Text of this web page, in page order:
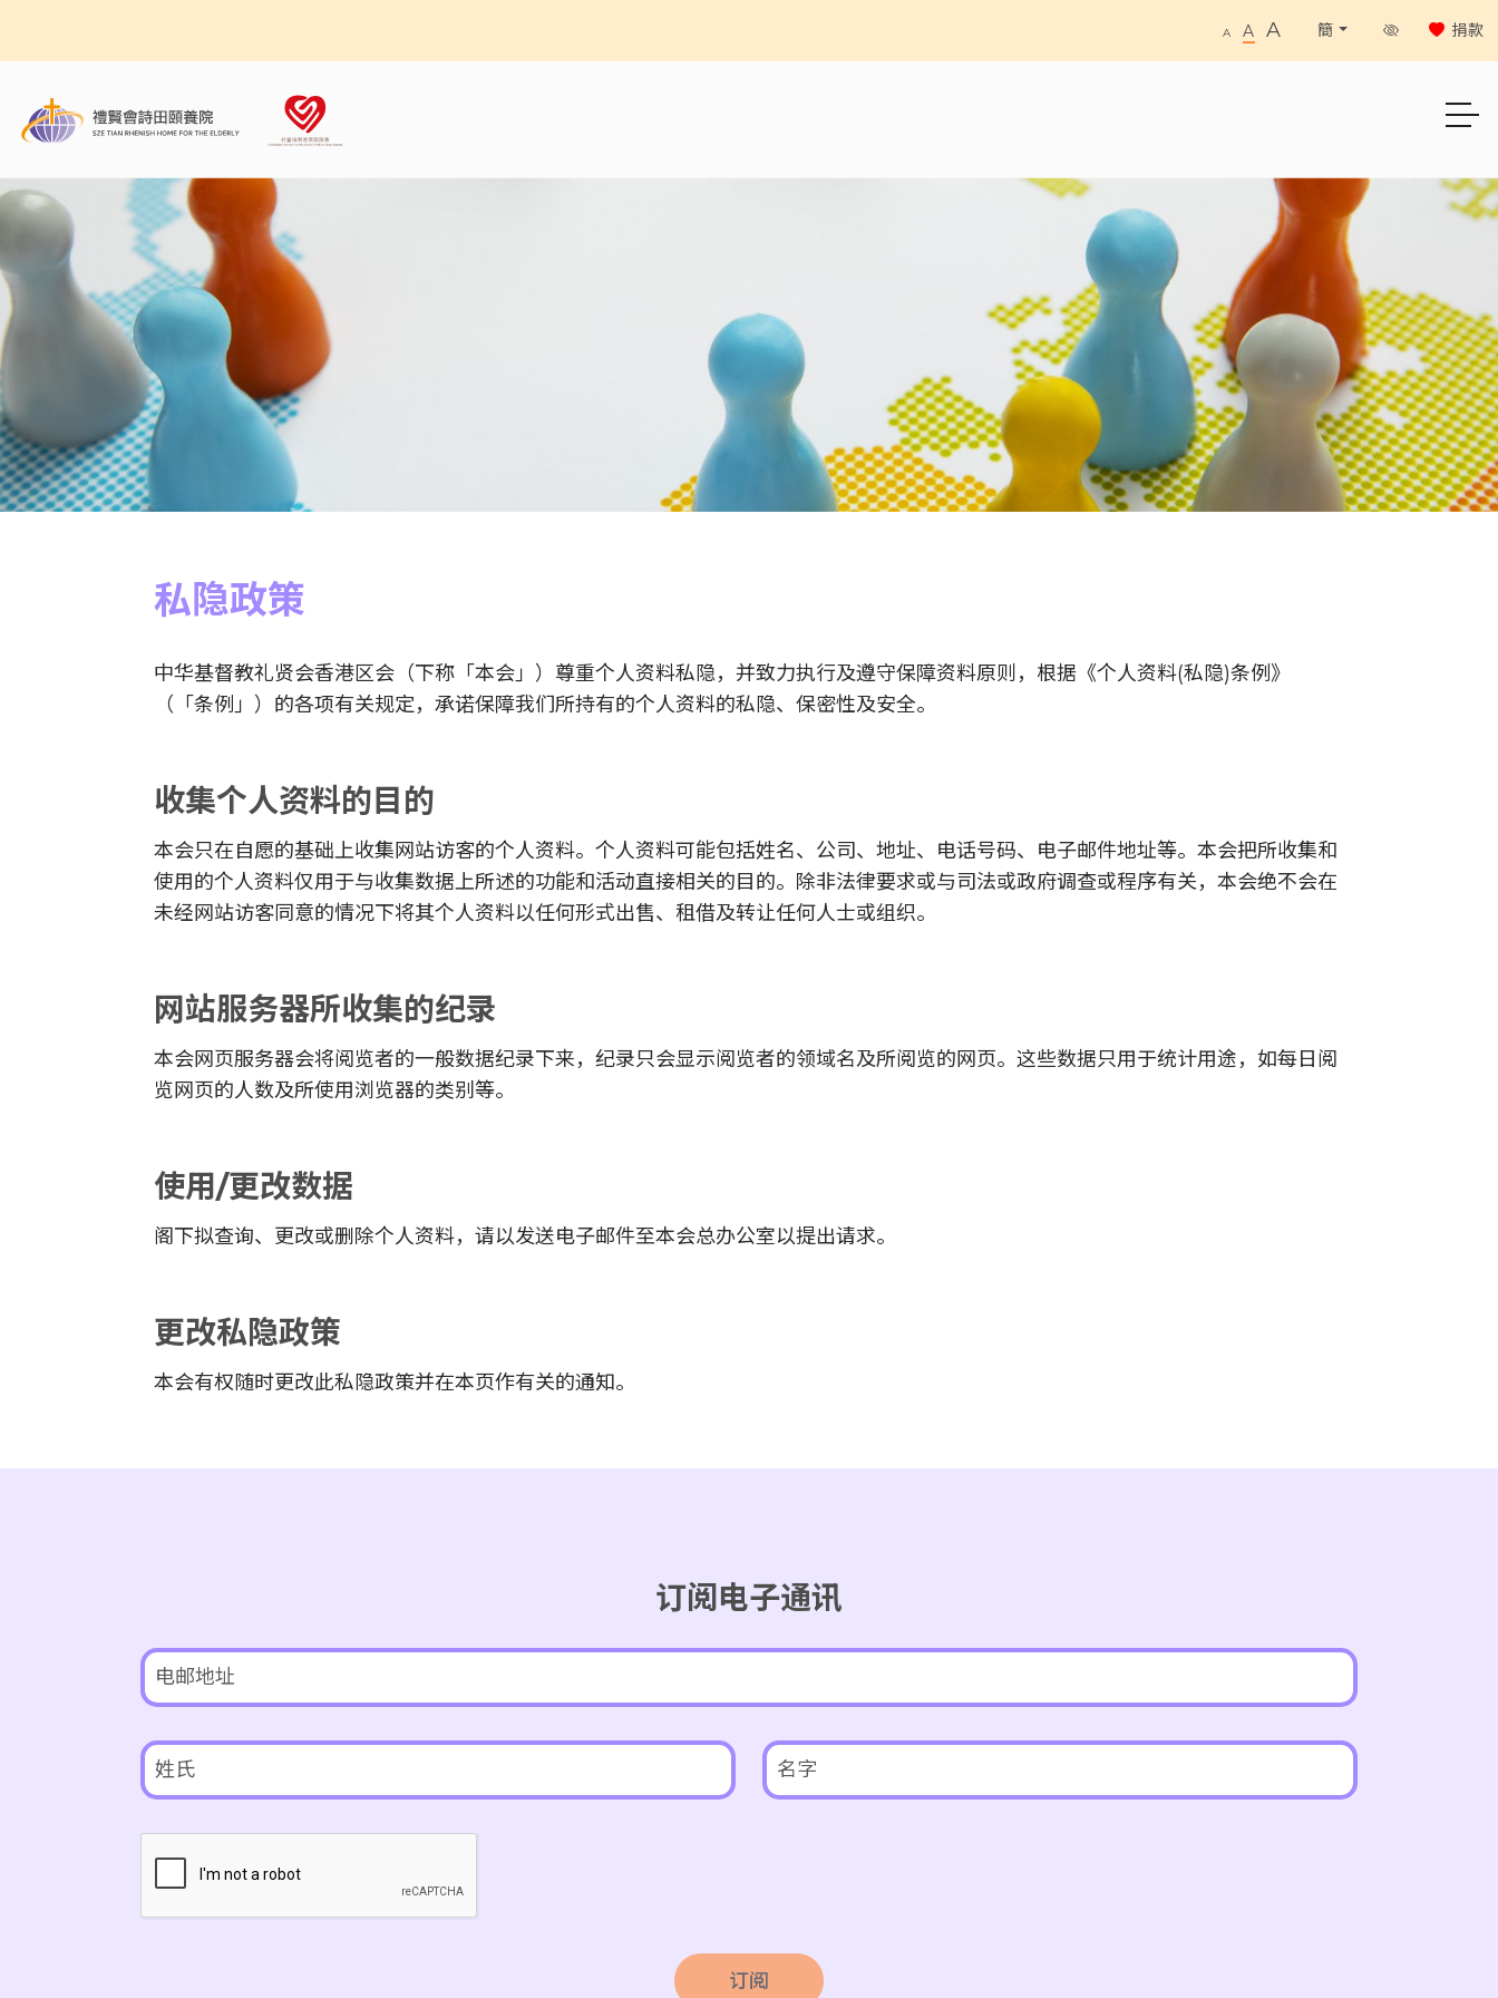
A A A 簡 捐款
私隐政策
中华基督教礼贤会香港区会（下称「本会」）尊重个人资料私隐，并致力执行及遵守保障资料原则，根据《个人资料(私隐)条例》
（「条例」）的各项有关规定，承诺保障我们所持有的个人资料的私隐、保密性及安全。
收集个人资料的目的
本会只在自愿的基础上收集网站访客的个人资料。个人资料可能包括姓名、公司、地址、电话号码、电子邮件地址等。本会把所收集和
使用的个人资料仅用于与收集数据上所述的功能和活动直接相关的目的。除非法律要求或与司法或政府调查或程序有关，本会绝不会在
未经网站访客同意的情况下将其个人资料以任何形式出售、租借及转让任何人士或组织。
网站服务器所收集的纪录
本会网页服务器会将阅览者的一般数据纪录下来，纪录只会显示阅览者的领域名及所阅览的网页。这些数据只用于统计用途，如每日阅
览网页的人数及所使用浏览器的类别等。
使用/更改数据
阁下拟查询、更改或删除个人资料，请以发送电子邮件至本会总办公室以提出请求。
更改私隐政策
本会有权随时更改此私隐政策并在本页作有关的通知。
订阅电子通讯
订阅